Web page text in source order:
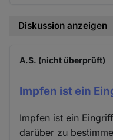
Diskussion anzeigen
A.S. (nicht überprüft)
Impfen ist ein
Impfen ist ein
darüber zu